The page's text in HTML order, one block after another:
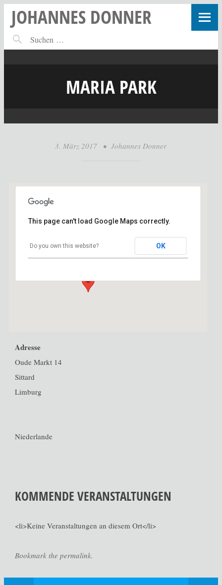
JOHANNES DONNER
MARIA PARK
3. März 2017 • Johannes Donner
Maria Park
Oude Markt 14 - Sittard
Veranstaltungen
This page can't load Google Maps correctly.
Do you own this website? OK
Adresse
Oude Markt 14
Sittard
Limburg
Niederlande
KOMMENDE VERANSTALTUNGEN
<li>Keine Veranstaltungen an diesem Ort</li>
Bookmark the permalink.